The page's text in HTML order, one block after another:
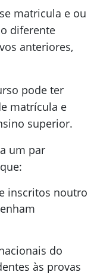
matricula e ou
diferente
anteriores,
pode ter
matrícula e
superior.
um par
inscritos noutro
do
às provas